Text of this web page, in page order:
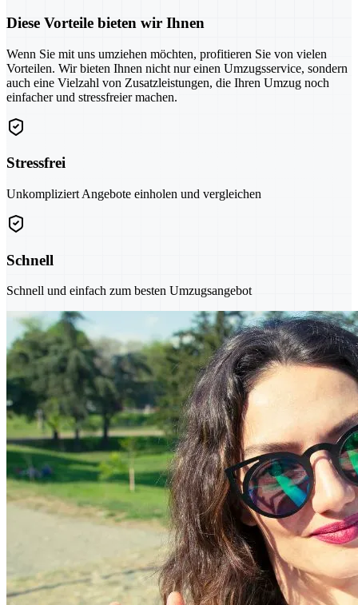
Diese Vorteile bieten wir Ihnen
Wenn Sie mit uns umziehen möchten, profitieren Sie von vielen
Vorteilen. Wir bieten Ihnen nicht nur einen Umzugsservice, sondern
auch eine Vielzahl von Zusatzleistungen, die Ihren Umzug noch
einfacher und stressfreier machen.
Stressfrei
Unkompliziert Angebote einholen und vergleichen
Schnell
Schnell und einfach zum besten Umzugsangebot